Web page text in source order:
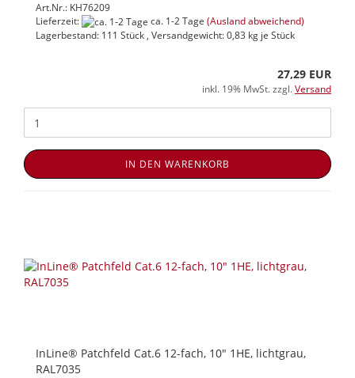
Art.Nr.: KH76209
Lieferzeit:
ca. 1-2 Tage (Ausland abweichend)
Lagerbestand: 111 Stück , Versandgewicht:0,83 kg je Stück
27,29 EUR
inkl. 19% MwSt. zzgl.Versand
IN DEN WARENKORB
InLine® Patchfeld Cat.6 12-fach, 10" 1HE, lichtgrau,
RAL7035